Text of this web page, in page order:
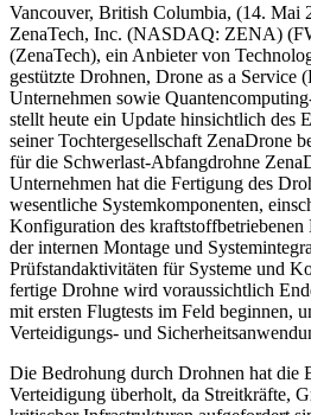
Vancouver, British Columbia, (14. Mai
ZenaTech, Inc. (NASDAQ: ZENA)
(ZenaTech), ein Anbieter von
gestützte Drohnen, Drone as a Service
Unternehmen sowie
stellt heute ein Update hinsichtlich des
seiner Tochtergesellschaft ZenaDrone
für die Schwerlast-Abfangdrohne
Unternehmen hat die Fertigung des
wesentliche Systemkomponenten,
Konfiguration des
der internen Montage und
Prüfstandaktivitäten für Systeme und
fertige Drohne wird voraussichtlich
mit ersten Flugtests im Feld beginnen,
Verteidigungs- und
Die Bedrohung durch Drohnen hat die
Verteidigung überholt, da Streitkräfte,